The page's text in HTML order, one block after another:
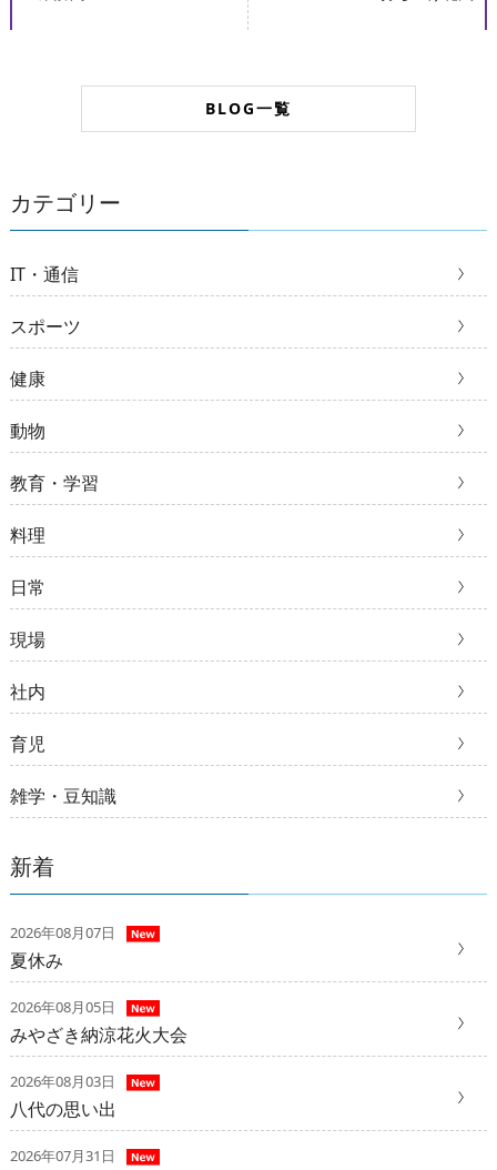
BLOG一覧
カテゴリー
IT・通信
スポーツ
健康
動物
教育・学習
料理
日常
現場
社内
育児
雑学・豆知識
新着
2026年08月07日
夏休み
2026年08月05日
みやざき納涼花火大会
2026年08月03日
八代の思い出
2026年07月31日